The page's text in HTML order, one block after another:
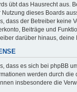
übt das Hausrecht aus.
dieses Boards
dass der Betreiber keine
Beiträge und
darüber hinaus,
dass es sich bei phpBB
werden durch
insbesondere die